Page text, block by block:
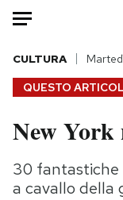
HOME
Italia
Politica
QUESTO
CULTURA
New York
30 fantastiche
a cavallo della